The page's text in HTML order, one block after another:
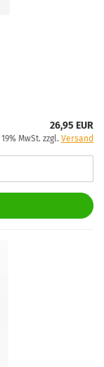
26,95 EUR
MwSt. zzgl. Versand